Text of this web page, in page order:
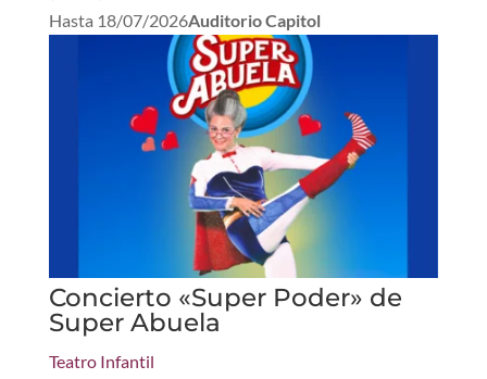
Hasta 18/07/2026Auditorio Capitol
Concierto «Super Poder» de
Super Abuela
Teatro Infantil